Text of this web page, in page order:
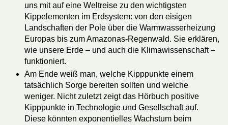
uns mit auf eine Weltreise zu den wichtigsten
Kippelementen im Erdsystem: von den eisigen
Landschaften der Pole über die Warmwasserheizung
Europas bis zum Amazonas-Regenwald. Sie erklären,
wie unsere Erde – und auch die Klimawissenschaft –
funktioniert.
Am Ende weiß man, welche Kipppunkte einem
tatsächlich Sorge bereiten sollten und welche
weniger. Nicht zuletzt zeigt das Hörbuch positive
Kipppunkte in Technologie und Gesellschaft auf.
Diese könnten exponentielles Wachstum beim